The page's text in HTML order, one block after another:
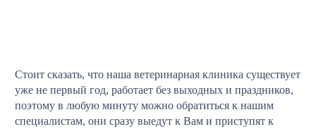
Стоит сказать, что наша ветеринарная клиника существует
уже не первый год, работает без выходных и праздников,
поэтому в любую минуту можно обратиться к нашим
специалистам, они сразу выедут к Вам и приступят к